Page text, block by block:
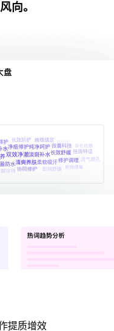
向。
提质增效